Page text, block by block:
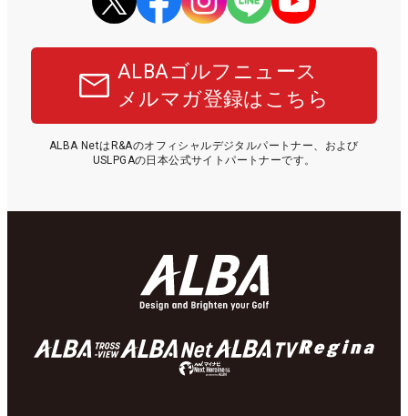
ALBAゴルフニュース
メルマガ登録はこちら
ALBA NetはR&Aのオフィシャルデジタルパートナー、および
USLPGAの日本公式サイトパートナーです。